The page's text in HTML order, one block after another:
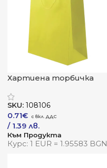
Хартиена торбичка
SKU: 108106
0.71€
/ 1.39 лв.
Към Продукта
Курс: 1 EUR = 1.95583 BGN